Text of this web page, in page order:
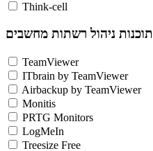
Think-cell
תוכנות ניהול רשתות מחשבים
TeamViewer
ITbrain by TeamViewer
Airbackup by TeamViewer
Monitis
PRTG Monitors
LogMeIn
Treesize Free